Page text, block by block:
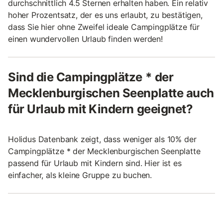
durchschnittlich 4.5 Sternen erhalten haben. Ein relativ
hoher Prozentsatz, der es uns erlaubt, zu bestätigen,
dass Sie hier ohne Zweifel ideale Campingplätze für
einen wundervollen Urlaub finden werden!
Sind die Campingplätze * der
Mecklenburgischen Seenplatte auch
für Urlaub mit Kindern geeignet?
Holidus Datenbank zeigt, dass weniger als 10% der
Campingplätze * der Mecklenburgischen Seenplatte
passend für Urlaub mit Kindern sind. Hier ist es
einfacher, als kleine Gruppe zu buchen.